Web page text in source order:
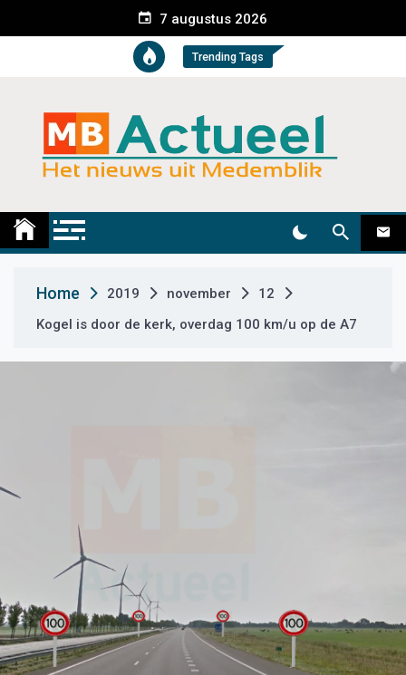
e
t
7 augustus 2026
Trending Tags
Medemblik Actueel
Home 2019 november
12
Kogel is door de kerk, overdag 100 km/u op de A7